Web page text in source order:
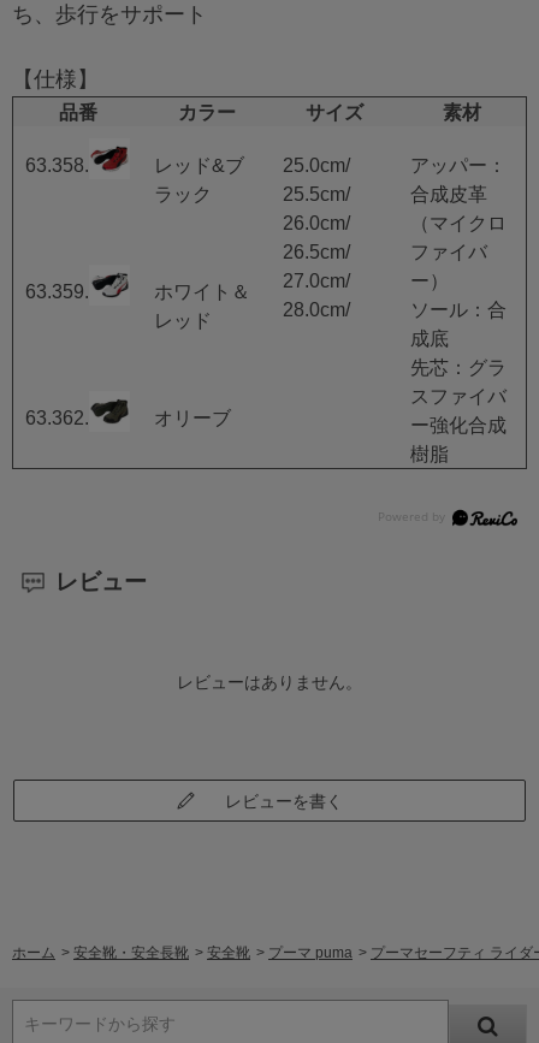
ち、歩行をサポート
【仕様】
品番 カラー サイズ 素材
63.358.0
レッド&ブ
ラック
25.0cm/
25.5cm/
26.0cm/
26.5cm/
27.0cm/
28.0cm/
アッパー：
合成皮革
（マイクロ
ファイバ
ー）
ソール：合
成底
先芯：グラ
スファイバ
ー強化合成
樹脂
63.359.0
ホワイト＆
レッド
63.362.0 オリーブ
レビュー
レビューはありません。
レビューを書く
ホーム > 安全靴・安全長靴 > 安全靴 > プーマ puma > プーマセーフティ ライ
キーワードから探す